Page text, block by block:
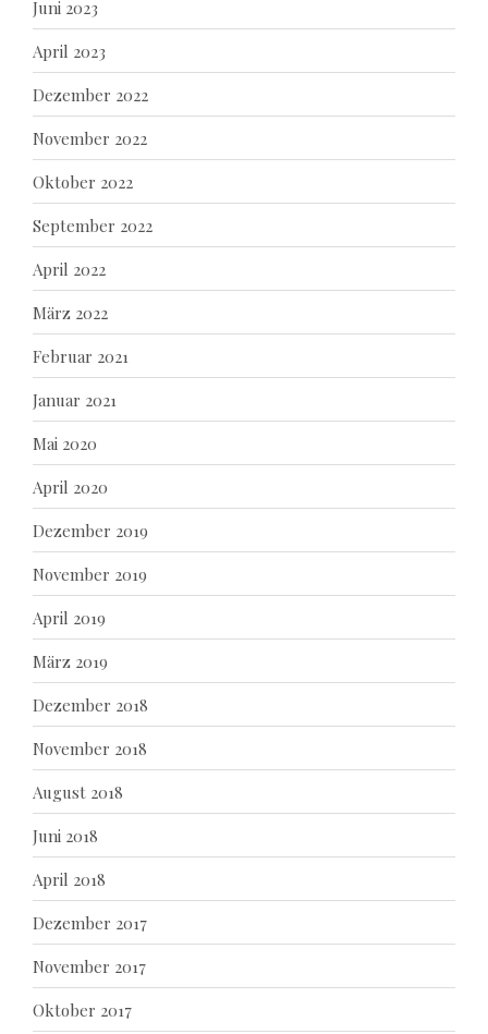
Juni 2023
April 2023
Dezember 2022
November 2022
Oktober 2022
September 2022
April 2022
März 2022
Februar 2021
Januar 2021
Mai 2020
April 2020
Dezember 2019
November 2019
April 2019
März 2019
Dezember 2018
November 2018
August 2018
Juni 2018
April 2018
Dezember 2017
November 2017
Oktober 2017